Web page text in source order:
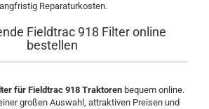
langfristig Reparaturkosten.
Fieldtrac 918 Filter online
bestellen
für Fieldtrac 918 Traktorenbequem online.
großen Auswahl, attraktiven Preisen und